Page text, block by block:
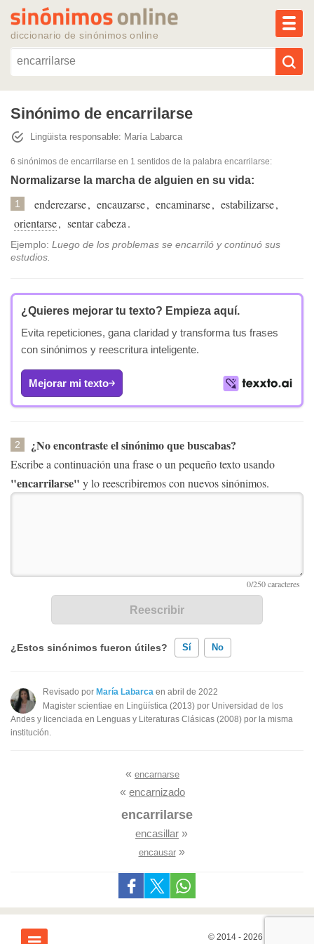
diccionario de sinónimos online
Reescribir texto con IA
Sinónimos populares
Temas populares
Sinónimo de encarrilarse
Lingüista responsable: María Labarca
6 sinónimos de encarrilarse en 1 sentidos de la palabra encarrilarse:
Normalizarse la marcha de alguien en su vida:
1 enderezarse, encauzarse, encaminarse, estabilizarse,
orientarse, sentar cabeza.
Ejemplo: Luego de los problemas se encarriló y continuó sus
estudios.
¿Quieres mejorar tu texto? Empieza aquí.
Evita repeticiones, gana claridad y transforma tus frases
con sinónimos y reescritura inteligente.
Mejorar mi texto
2 ¿No encontraste el sinónimo que buscabas?
Escribe a continuación una frase o un pequeño texto usando
"encarrilarse" y lo reescribiremos con nuevos sinónimos.
¿Estos sinónimos fueron útiles? Sí No
Existen sinónimos incorrectos
Ninguno de los sinónimos presentados me ayudó
Revisado por María Labarca en abril de 2022
Magister scientiae en Lingüística (2013) por Universidad de los
Andes y licenciada en Lenguas y Literaturas Clásicas (2008) por la misma
institución.
« encarnarse
« encarnizado
encarrilarse
encasillar »
encausar»
© 2014 - 2026